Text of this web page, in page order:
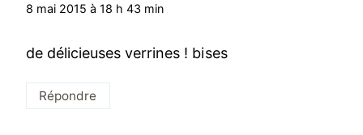
8 mai 2015 à 18 h 43 min
de délicieuses verrines ! bises
Répondre